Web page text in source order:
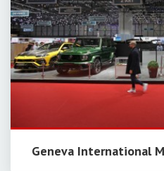
Geneva International